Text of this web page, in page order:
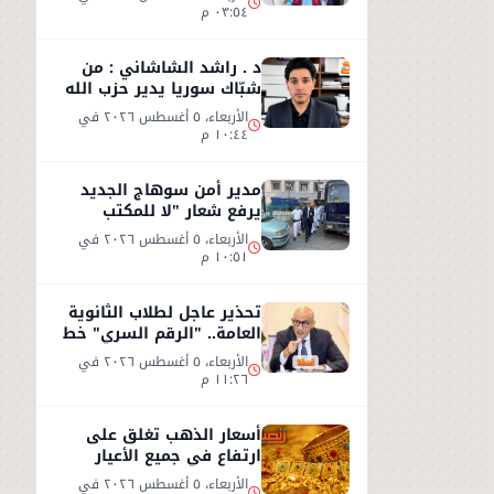
٠٣:٥٤ م
د . راشد الشاشاني : من
شبّاك سوريا يدير حزب الله
وجهه نحو السعوديّة الأربعاء، ٥ أغسطس ٢٠٢٦ في
١٠:٤٤ م
مدير أمن سوهاج الجديد
يرفع شعار "لا للمكتب
المكيف" الأربعاء، ٥ أغسطس ٢٠٢٦ في
١٠:٥١ م
تحذير عاجل لطلاب الثانوية
العامة.. "الرقم السري" خط
أحمر الأربعاء، ٥ أغسطس ٢٠٢٦ في
١١:٢٦ م
أسعار الذهب تغلق على
ارتفاع في جميع الأعيار
الأربعاء، ٥ أغسطس ٢٠٢٦ في